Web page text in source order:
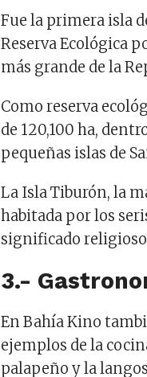
Fue la primera isla
Reserva Ecológica
más grande de la
Como reserva
de 120,100 ha,
pequeñas islas de
La Isla Tiburón, la
habitada por los
significado
3.-
En Bahía Kino
ejemplos de la
palapeño y la